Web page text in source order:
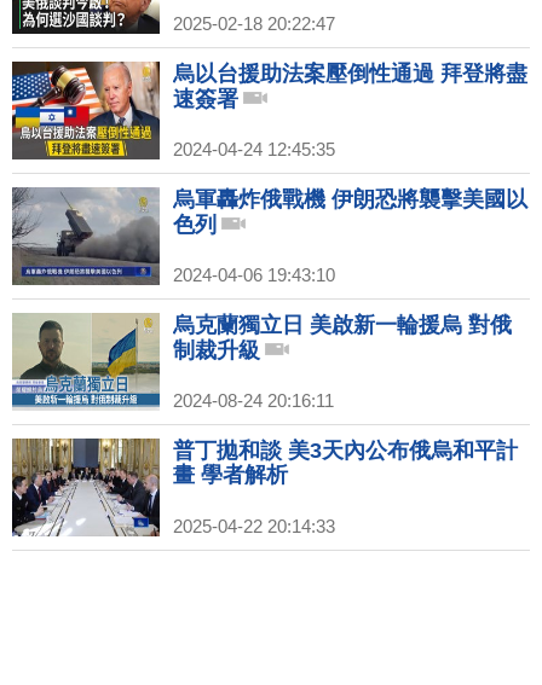
2025-02-18 20:22:47
烏以台援助法案壓倒性通過 拜登將盡
速簽署
2024-04-24 12:45:35
烏軍轟炸俄戰機 伊朗恐將襲擊美國以
色列
2024-04-06 19:43:10
烏克蘭獨立日 美啟新一輪援烏 對俄
制裁升級
2024-08-24 20:16:11
普丁拋和談 美3天內公布俄烏和平計
畫 學者解析
2025-04-22 20:14:33